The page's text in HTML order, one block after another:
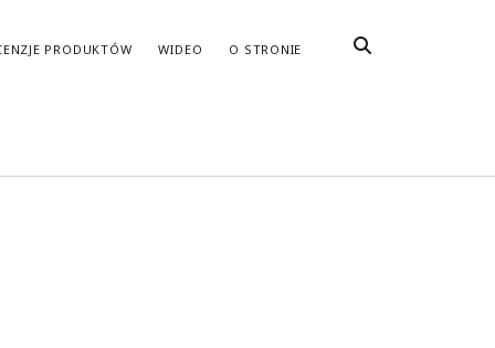
PRODUKTÓW WIDEO O STRONIE